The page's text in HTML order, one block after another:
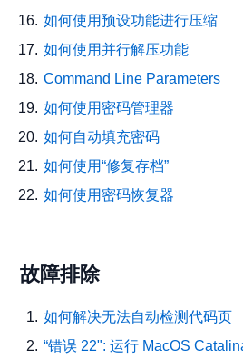
如何使用预设功能进行压缩
如何使用并行解压功能
Command Line Parameters
如何使用密码管理器
如何自动填充密码
如何使用“修复存档”
如何使用密码恢复器
故障排除
如何解决无法自动检测代码页
“错误 22": 运行 MacOS